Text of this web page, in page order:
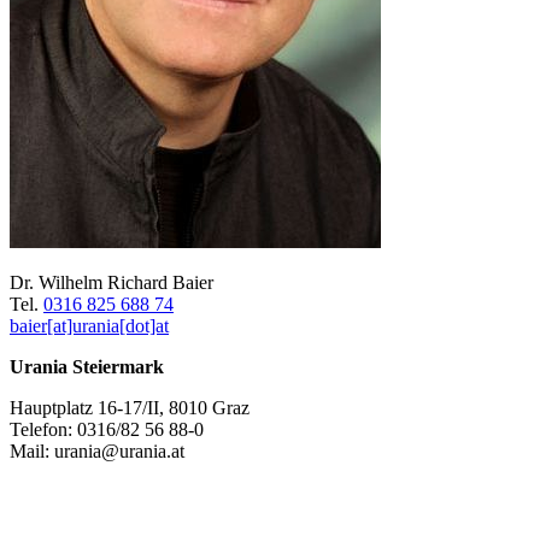
Dr. Wilhelm Richard Baier
Tel. 0316 825 688 74
baier[at]urania[dot]at
Urania Steiermark
Hauptplatz 16-17/II, 8010 Graz
Telefon: 0316/82 56 88-0
Mail: urania@urania.at